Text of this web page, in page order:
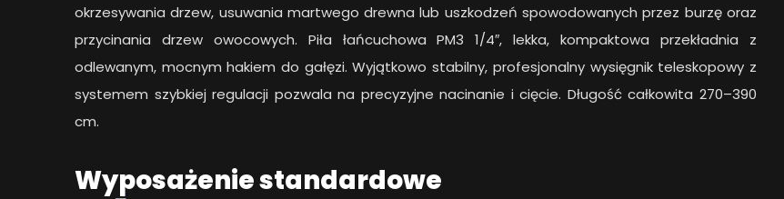
okrzesywania drzew, usuwania martwego drewna lub uszkodzeń spowodowanych przez burzę oraz
przycinania drzew owocowych. Piła łańcuchowa PM3 1/4″, lekka, kompaktowa przekładnia z
odlewanym, mocnym hakiem do gałęzi. Wyjątkowo stabilny, profesjonalny wysięgnik teleskopowy z
systemem szybkiej regulacji pozwala na precyzyjne nacinanie i cięcie. Długość całkowita 270–390
cm.
Wyposażenie standardowe